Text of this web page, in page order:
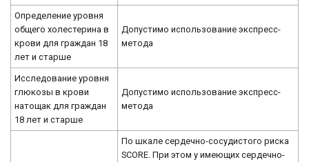
Определение уровня
общего холестерина в
крови для граждан 18
лет и старше
Допустимо использование экспресс-
метода
Исследование уровня
глюкозы в крови
натощак для граждан
18 лет и старше
Допустимо использование экспресс-
метода
По шкале сердечно-сосудистого риска
SCORE. При этом у имеющих сердечно-